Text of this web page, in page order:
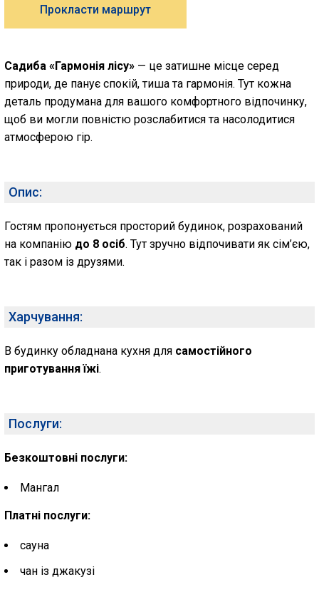
Прокласти маршрут
Садиба «Гармонія лісу» — це затишне місце серед
природи, де панує спокій, тиша та гармонія. Тут кожна
деталь продумана для вашого комфортного відпочинку,
щоб ви могли повністю розслабитися та насолодитися
атмосферою гір.
Опис:
Гостям пропонується просторий будинок, розрахований
на компанію до 8 осіб. Тут зручно відпочивати як сім’єю,
так і разом із друзями.
Харчування:
В будинку обладнана кухня для самостійного
приготування їжі.
Послуги:
Безкоштовні послуги:
Мангал
Платні послуги:
сауна
чан із джакузі